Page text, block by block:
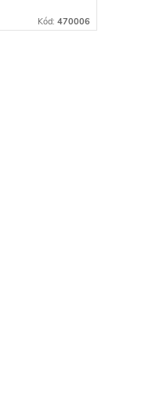
Kód: 470006